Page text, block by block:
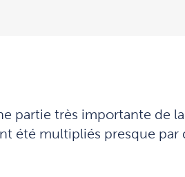
partie très importante de
été multipliés presque